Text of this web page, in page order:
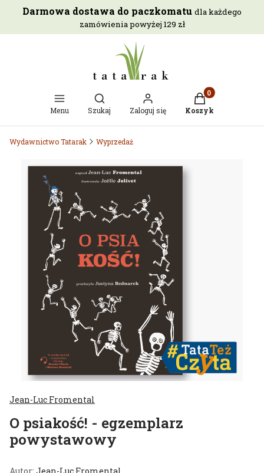
Darmowa dostawa do paczkomatu dla każdego
zamówienia powyżej 129 zł
Menu
Otwórz wyszukiwarkę
Szukaj Zaloguj się
Produkty w
Koszyk
Wydawnictwo Tatarak Wyprzedaż
Jean-Luc Fromental
O psiakość! - egzemplarz
powystawowy